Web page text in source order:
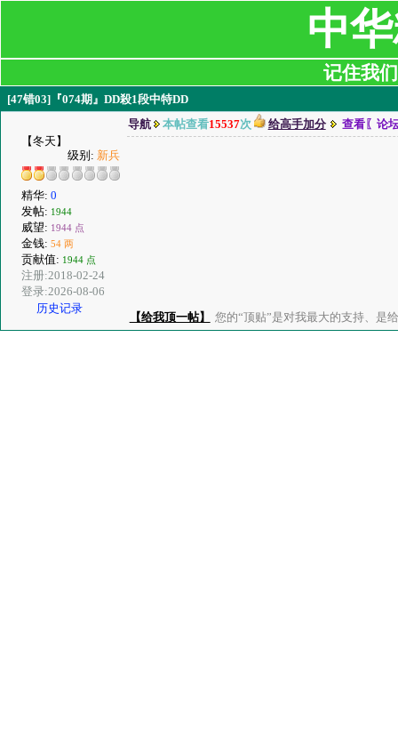
中
记住我
[47错03]『074期』DD殺1段中特DD
【冬天】
级别: 新兵
精华: 0
发帖: 1944
威望: 1944 点
金钱: 54 两
贡献值: 1944 点
注册:2018-02-24
登录:2026-08-06
历史记录
导航 本帖查看15537次 给高手加分 查看〖论
【给我顶一帖】 您的“顶贴”是对我最大的支持、是